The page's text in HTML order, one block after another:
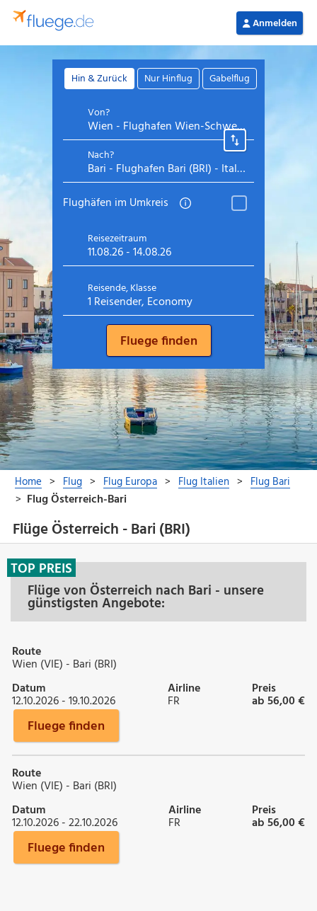
Flüge Österreich - Bari (BRI)
Flüge von Österreich nach Bari - unsere
günstigsten Angebote:
TOP PREIS
Route
Wien (VIE) - Bari (BRI)
Datum
12.10.2026 - 19.10.2026
Airline
FR
Preis
ab 56,00 €
Fluege finden
Route
Wien (VIE) - Bari (BRI)
Datum
12.10.2026 - 22.10.2026
Airline
FR
Preis
ab 56,00 €
Fluege finden